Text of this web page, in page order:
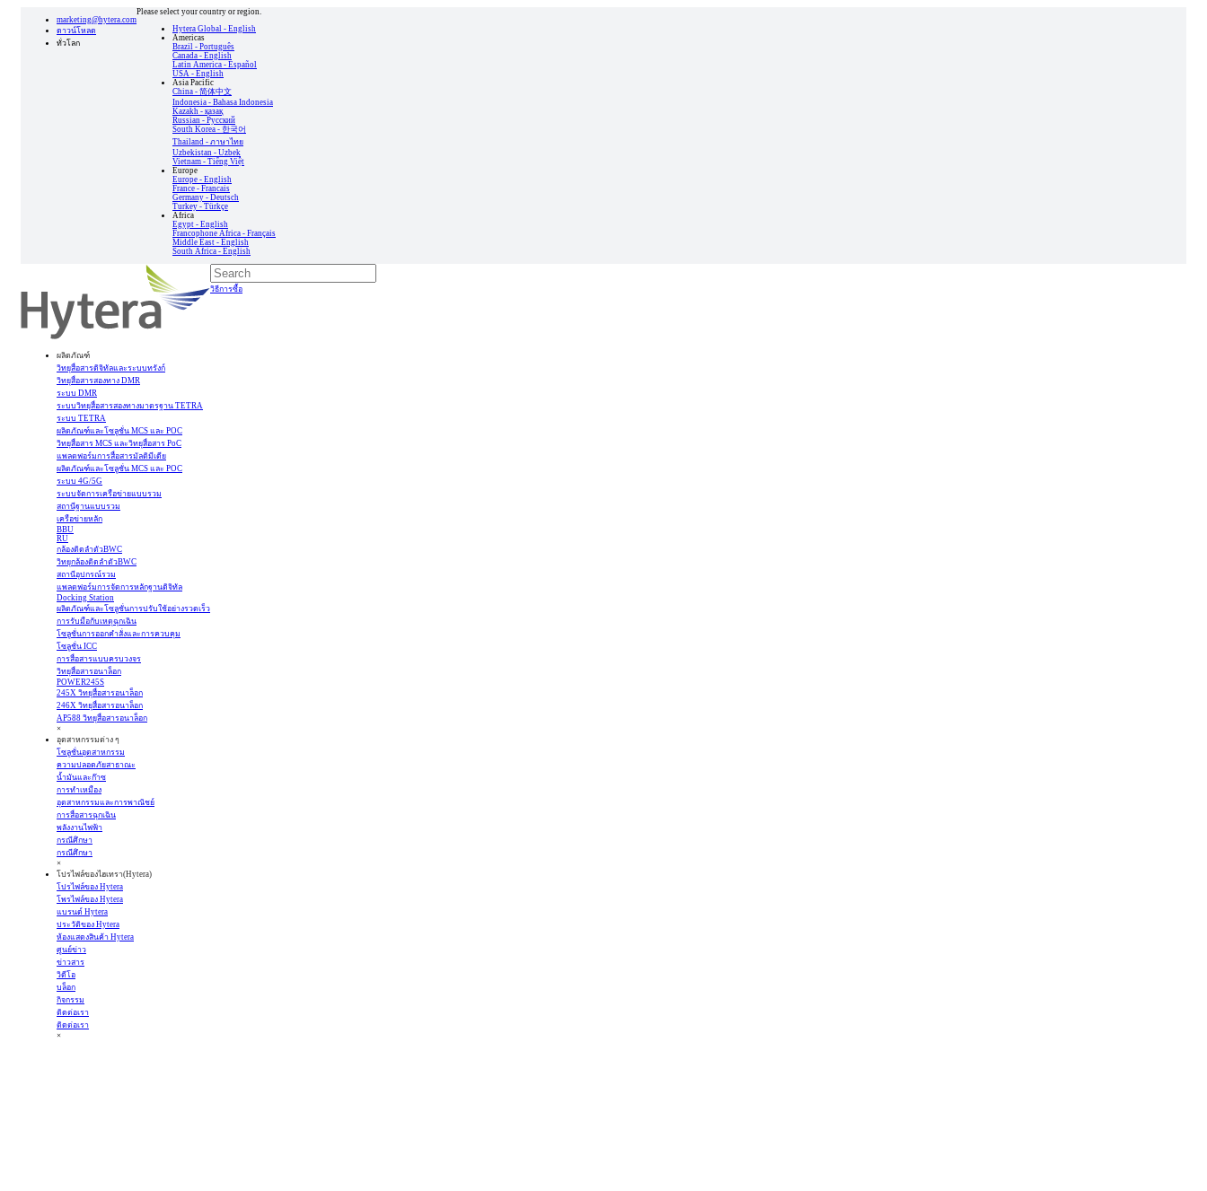
marketing@hytera.com
ดาวน์โหลด
ทั่วโลก
Please select your country or region.
Hytera Global - English
Americas
Brazil - Português
Canada - English
Latin America - Español
USA - English
Asia Pacific
China - 简体中文
Indonesia - Bahasa Indonesia
Kazakh - қазақ
Russian - Pусский
South Korea - 한국어
Thailand - ภาษาไทย
Uzbekistan - Uzbek
Vietnam - Tiếng Việt
Europe
Europe - English
France - Francais
Germany - Deutsch
Turkey - Türkçe
Africa
Egypt - English
Francophone Africa - Français
Middle East - English
South Africa - English
ผลิตภัณฑ์
วิทยุสื่อสารดิจิทัลและระบบทรังก์
วิทยุสื่อสารสองทาง DMR
ระบบ DMR
ระบบวิทยุสื่อสารสองทางมาตรฐาน TETRA
ระบบ TETRA
ผลิตภัณฑ์และโซลูชั่น MCS และ POC
วิทยุสื่อสาร MCS และวิทยุสื่อสาร PoC
แพลตฟอร์มการสื่อสารมัลติมีเดีย
ผลิตภัณฑ์และโซลูชั่น MCS และ POC
ระบบ 4G/5G
ระบบจัดการเครือข่ายแบบรวม
สถานีฐานแบบรวม
เครือข่ายหลัก
BBU
RU
กล้องติดลำตัวBWC
วิทยุกล้องติดลำตัวBWC
สถานีอุปกรณ์รวม
แพลตฟอร์มการจัดการหลักฐานดิจิทัล
Docking Station
ผลิตภัณฑ์และโซลูชั่นการปรับใช้อย่างรวดเร็ว
การรับมือกับเหตุฉุกเฉิน
โซลูชั่นการออกคำสั่งและการควบคุม
โซลูชั่น ICC
การสื่อสารแบบครบวงจร
วิทยุสื่อสารอนาล็อก
POWER245S
245X วิทยุสื่อสารอนาล็อก
246X วิทยุสื่อสารอนาล็อก
AP588 วิทยุสื่อสารอนาล็อก
×
อุตสาหกรรมต่าง ๆ
โซลูชั่นอุตสาหกรรม
ความปลอดภัยสาธาณะ
น้ำมันและก๊าซ
การทำเหมือง
อุตสาหกรรมและการพาณิชย์
การสื่อสารฉุกเฉิน
พลังงานไฟฟ้า
กรณีศึกษา
กรณีศึกษา
×
โปรไฟล์ของไฮเทรา(Hytera)
โปรไฟล์ของ Hytera
โพรไฟล์ของ Hytera
แบรนด์ Hytera
ประวัติของ Hytera
ห้องแสดงสินค้า Hytera
ศูนย์ข่าว
ข่าวสาร
วิดีโอ
บล็อก
กิจกรรม
ติดต่อเรา
ติดต่อเรา
×
วิธีการซื้อ